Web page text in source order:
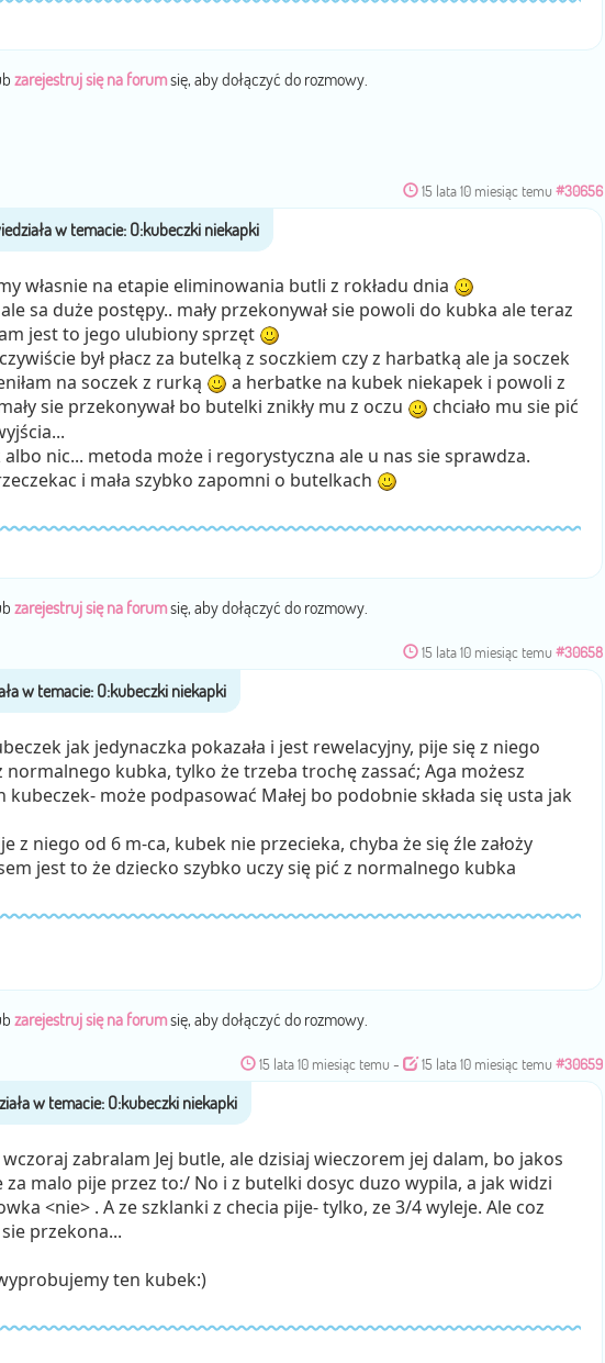
zarejestruj się na forumsię, aby dołączyć do rozmowy.
15 lata 10 miesiąc temu #30656
własnie na etapie eliminowania butli z rokładu dnia
ale sa duże postępy.. mały przekonywał sie powoli do kubka ale teraz
jest to jego ulubiony sprzęt
był płacz za butelką z soczkiem czy z harbatką ale ja soczek
na soczek z rurką
a herbatke na kubek niekapek i powoli z
sie przekonywał bo butelki znikły mu z oczu
chciało mu sie pić
nic... metoda może i regorystyczna ale u nas sie sprawdza.
i mała szybko zapomni o butelkach
zarejestruj się na forumsię, aby dołączyć do rozmowy.
15 lata 10 miesiąc temu #30658
jak jedynaczka pokazała i jest rewelacyjny, pije się z niego
normalnego kubka, tylko że trzeba trochę zassać; Aga możesz
może podpasować Małej bo podobnie składa się usta jak
z niego od 6 m-ca, kubek nie przecieka, chyba że się źle założy
jest to że dziecko szybko uczy się pić z normalnego kubka
zarejestruj się na forumsię, aby dołączyć do rozmowy.
15 lata 10 miesiąc temu - 15 lata 10 miesiąc temu #30659
zabralam Jej butle, ale dzisiaj wieczorem jej dalam, bo jakos
za malo pije przez to:/ No i z butelki dosyc duzo wypila, a jak widzi
<nie> . A ze szklanki z checia pije- tylko, ze 3/4 wyleje. Ale coz
przekona...
ten kubek:)